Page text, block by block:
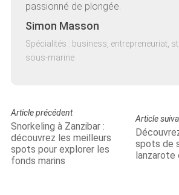
passionné de plongée.
Simon Masson
Spécialités : business, entrepreneuriat,
sous-marine
Article précédent
Snorkeling à Zanzibar :
découvrez les meilleurs
spots pour explorer les
fonds marins
Article
spots de
lanzarote